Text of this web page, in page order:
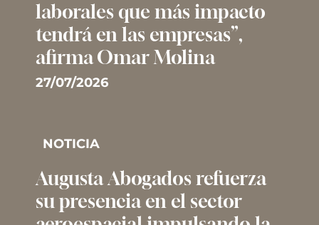
laborales que más impacto
tendrá en las empresas”,
afirma Omar Molina
27/07/2026
NOTICIA
Augusta Abogados refuerza
su presencia en el sector